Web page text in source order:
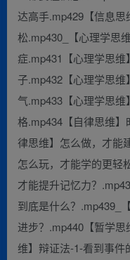
达高手.mp429【信息
松.mp430_【心理学思
症.mp431【心理学思
子.mp432【心理学思
气.mp433【心理学思
格.mp434【自律思维
律思维】怎么做，才能
怎么玩，才能学的更轻
才能提升记忆力？
到底是什么？.mp439_
进步？.mp440【暂学
维】辩证法-1-看到事